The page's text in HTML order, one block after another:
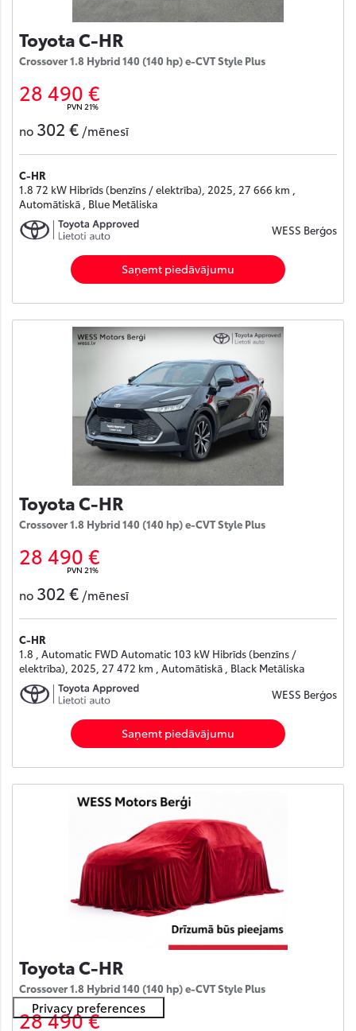
Toyota C-HR
Crossover 1.8 Hybrid 140 (140 hp) e-CVT Style Plus
28 490 €
PVN 21%
no 302 € /mēnesī
C-HR
1.8 72 kW Hibrīds (benzīns / elektrība), 2025, 27 666 km ,
Automātiskā , Blue Metāliska
WESS Berģos
Saņemt piedāvājumu
Toyota C-HR
Crossover 1.8 Hybrid 140 (140 hp) e-CVT Style Plus
28 490 €
PVN 21%
no 302 € /mēnesī
C-HR
1.8 , Automatic FWD Automatic 103 kW Hibrīds (benzīns /
elektrība), 2025, 27 472 km , Automātiskā , Black Metāliska
WESS Berģos
Saņemt piedāvājumu
Toyota C-HR
Crossover 1.8 Hybrid 140 (140 hp) e-CVT Style Plus
28 490 €